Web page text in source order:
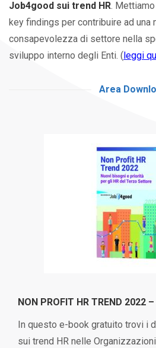
Job4good sui trend HR.
key findings per contribuire ad una
consapevolezza di settore nella
sviluppo interno degli Enti. (leggi
Area
NON PROFIT HR TREND 2022
In questo e-book gratuito trovi i
sui trend HR nelle